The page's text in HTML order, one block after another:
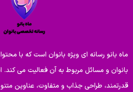
ماه بانو رسانه ای ویژه بانوان است که با
بانوان و مسائل مربوط به آن فعالیت می کند.
قدرتمند، طراحی جذاب و متفاوت، عناوین